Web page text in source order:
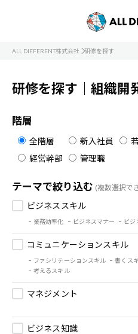
ALL DIFFERENT株式会社 研修を探す
研修を探す｜組織開
階層
全階層 新入社員
経営幹部
管理職
テーマで絞り込む (複数選択で
ビジネススキル
業務効率化 ビジネスマナー ビジ
コミュニケーションスキル
ファシリテーションスキル 書くス
考えるスキル
マネジメント
ビジネス知識